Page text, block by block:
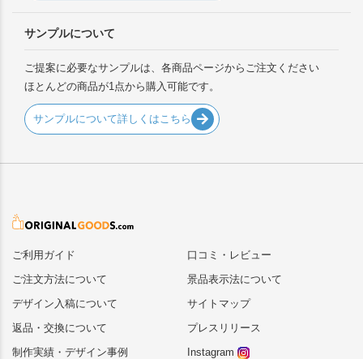
サンプルについて
ご提案に必要なサンプルは、各商品ページからご注文ください
ほとんどの商品が1点から購入可能です。
サンプルについて詳しくはこちら
ご利用ガイド
ご注文方法について
デザイン入稿について
返品・交換について
制作実績・デザイン事例
口コミ・レビュー
景品表示法について
サイトマップ
プレスリリース
Instagram